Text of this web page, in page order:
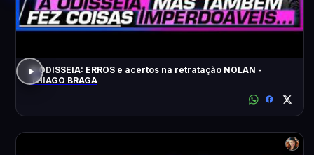
A ODISSEIA: ERROS e acertos na retratação NOLAN -
THIAGO BRAGA